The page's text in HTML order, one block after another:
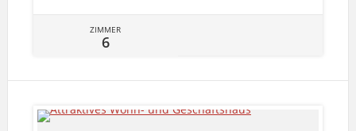
ZIMMER
6